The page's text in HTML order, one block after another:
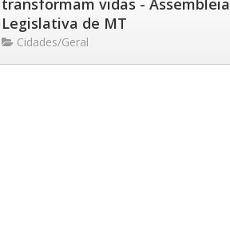
transformam vidas - Assembleia
Legislativa de MT
Cidades/Geral